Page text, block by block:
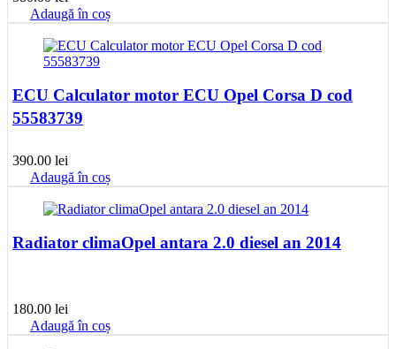
Adaugă în coș
ECU Calculator motor ECU Opel Corsa D cod
55583739
390.00 lei
Adaugă în coș
Radiator climaOpel antara 2.0 diesel an 2014
180.00 lei
Adaugă în coș